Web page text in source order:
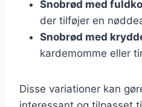
Snobrød med
der tilføjer en
Snobrød med
kardemomme eller
Disse variationer kan